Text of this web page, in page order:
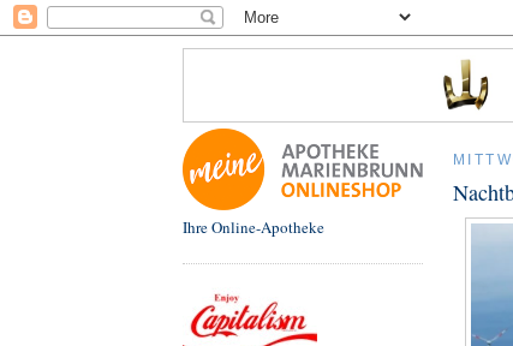
Ihre Online-Apotheke